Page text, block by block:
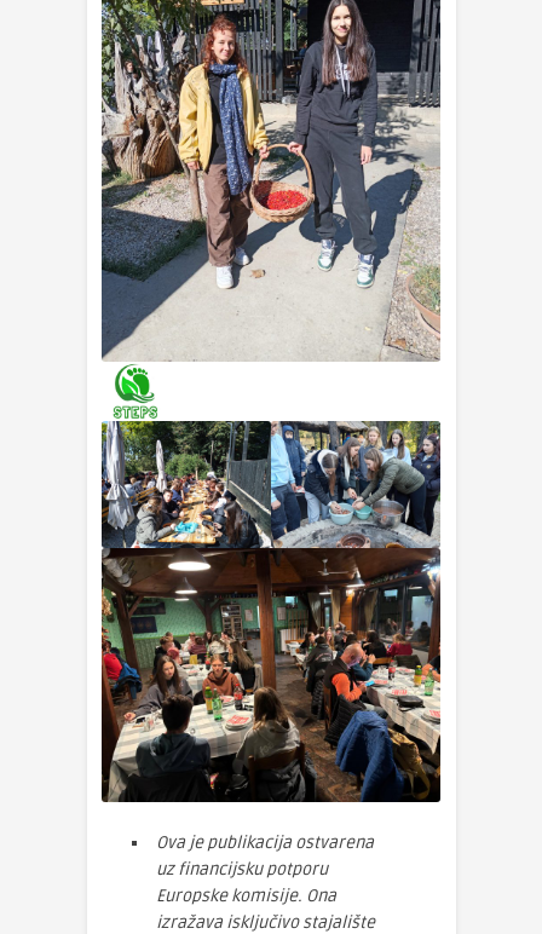
Ova je publikacija ostvarena
uz financijsku potporu
Europske komisije. Ona
izražava isključivo stajalište